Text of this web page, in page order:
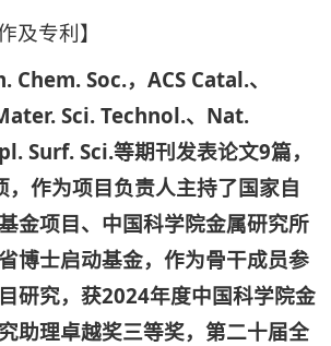
及专利】
Chem. Soc.，ACS Catal.、
Sci. Technol.、 Nat.
Surf. Sci.等期刊发表论文9篇，
，作为项目负责人主持了国家自
金项目、中国科学院金属研究所
博士启动基金，作为骨干成员参
研究，获2024年度中国科学院金
助理卓越奖三等奖，第二十届全